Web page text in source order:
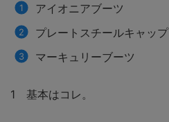
アイオニアブーツ
プレートスチールキャップ
マーキュリーブーツ
1 基本はコレ。